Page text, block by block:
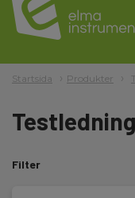
Startsida Produkter
Filter